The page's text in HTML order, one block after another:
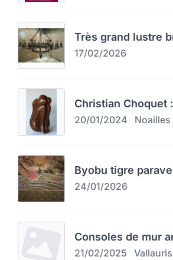
Très grand lustre
17/02/2026
Christian Choquet
20/01/2024 Noailles
Byobu tigre
24/01/2026
Consoles de mur
21/02/2025 Vallauris